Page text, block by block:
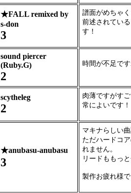
★FALL remixed by
s-don
3
譜面がめちゃ
前述されてい
す！
sound piercer
(Ruby.G)
2
時間が不足で
scytheleg
2
肉薄ですがす
常によいです！
★anubasu-anubasu
3
マキナらしい
ただハードコ
れません。
リードももっ
製作お疲れ様で